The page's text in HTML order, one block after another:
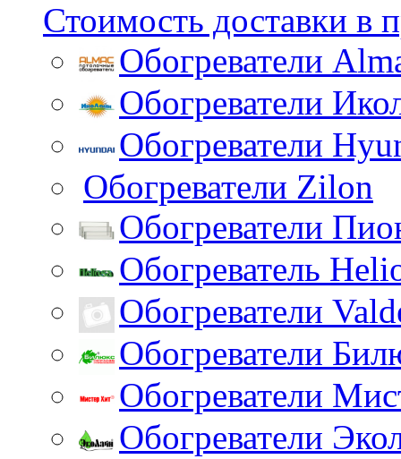
Стоимость доставки в
Обогреватели
Обогреватели
Обогреватели
Обогреватели Zilon
Обогреватели
Обогреватель
Обогреватели
Обогреватели
Обогреватели
Обогреватели